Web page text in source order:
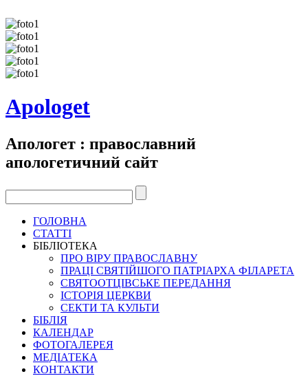
Apologet
Апологет : православний
апологетичний сайт
ГОЛОВНА
СТАТТІ
БІБЛІОТЕКА
ПРО ВІРУ ПРАВОСЛАВНУ
ПРАЦІ СВЯТІЙШОГО ПАТРІАРХА ФІЛАРЕТА
СВЯТООТЦІВСЬКЕ ПЕРЕДАННЯ
ІСТОРІЯ ЦЕРКВИ
СЕКТИ ТА КУЛЬТИ
БІБЛІЯ
КАЛЕНДАР
ФОТОГАЛЕРЕЯ
МЕДІАТЕКА
КОНТАКТИ